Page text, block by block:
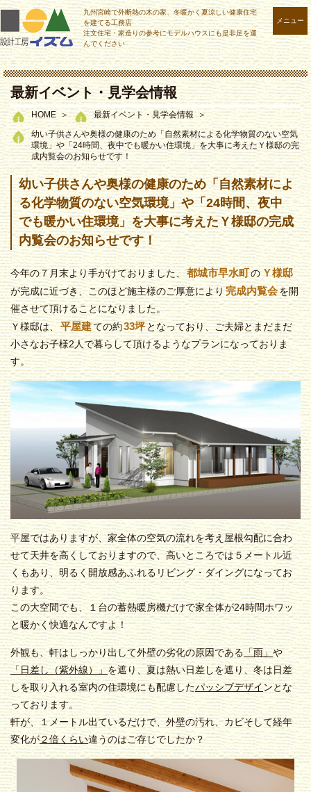
メニュー
九州宮崎で外断熱の木の家、冬暖かく夏涼しい健康住宅
を建てる工務店
注文住宅・家造りの参考にモデルハウスにも是非足を運
んでください
最新イベント・見学会情報
HOME
最新イベント・見学会情報
幼い子供さんや奥様の健康のため「自然素材による化学物質のない空気
環境」や「24時間、夜中でも暖かい住環境」を大事に考えたＹ様邸の完
成内覧会のお知らせです！
幼い子供さんや奥様の健康のため「自然素材によ
る化学物質のない空気環境」や「24時間、夜中
でも暖かい住環境」を大事に考えたＹ様邸の完成
内覧会のお知らせです！
今年の７月末より手がけておりました、都城市早水町のＹ様邸
が完成に近づき、このほど施主様のご厚意により完成内覧会を開
催させて頂けることになりました。
Ｙ様邸は、平屋建ての約33坪となっており、ご夫婦とまだまだ
小さなお子様2人で暮らして頂けるようなプランになっておりま
す。
平屋ではありますが、家全体の空気の流れを考え屋根勾配に合わ
せて天井を高くしておりますので、高いところでは５メートル近
くもあり、明るく開放感あふれるリビング・ダイングになってお
ります。
この大空間でも、１台の蓄熱暖房機だけで家全体が24時間ホワッ
と暖かく快適なんですよ！
外観も、軒はしっかり出して外壁の劣化の原因である「雨」や
「日差し（紫外線）」を遮り、夏は熱い日差しを遮り、冬は日差
しを取り入れる室内の住環境にも配慮したパッシブデザインとな
っております。
軒が、１メートル出ているだけで、外壁の汚れ、カビそして経年
変化が２倍くらい違うのはご存じでしたか？